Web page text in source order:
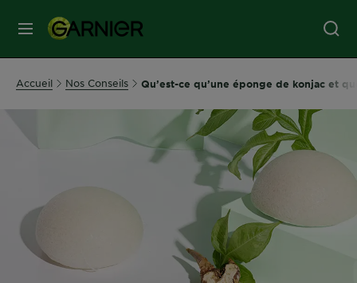
MENU
SOINS
Accueil Nos Conseils Qu’est-ce qu’une éponge de konjac et